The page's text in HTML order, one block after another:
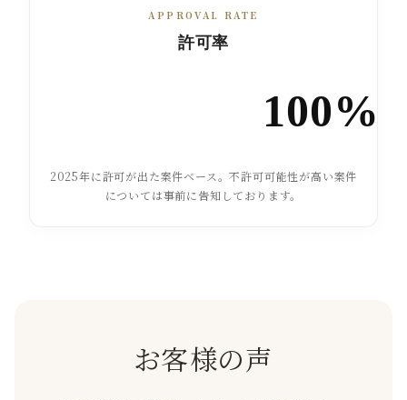
APPROVAL RATE
許可率
100%
2025年に許可が出た案件ベース。不許可可能性が高い案件
については事前に告知しております。
お客様の声